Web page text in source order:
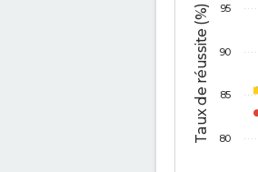
Taux de réussite (%) 80
85
90
95